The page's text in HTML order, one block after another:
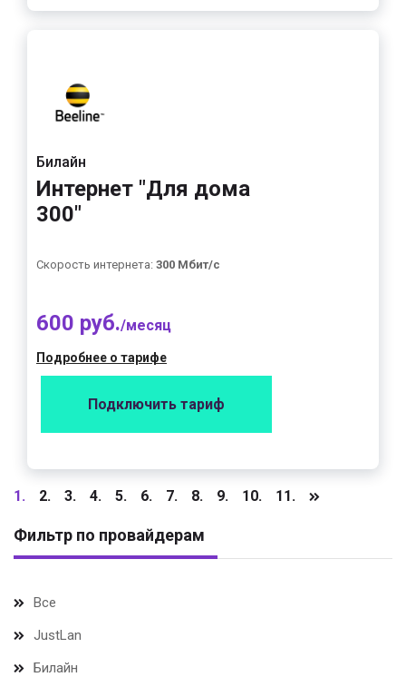
Фильтр по провайдерам
Все
JustLan
Билайн
Билайн
Интернет "Для дома
300"
Скорость интернета: 300 Мбит/с
600 руб./месяц
Подробнее о тарифе
Подключить тариф
1. 2. 3. 4. 5. 6. 7. 8. 9. 10. 11.